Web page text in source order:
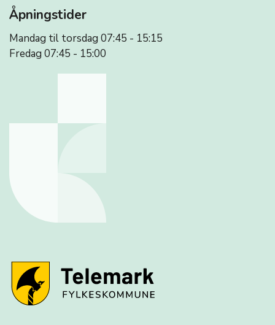
Åpningstider
Mandag til torsdag 07:45 - 15:15
Fredag 07:45 - 15:00